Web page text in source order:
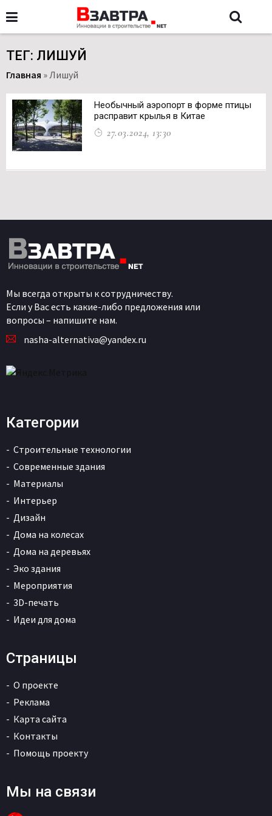
ТЕГ: ЛИШУЙ
Главная »Лишуй
Необычный аэропорт в форме птицы
расправит крылья в Китае
27.03.2024, 13:30
Мы всегда открыты к сотрудничеству.
Если у Вас есть какие-либо предложения или
вопросы – напишите нам.
nasha-alternativa@yandex.ru
Категории
Строительные технологии
Современные здания
Материалы
Интерьер
Дизайн
Дома на колесах
Дома на деревьях
Эко здания
Мероприятия
3D-печать
Идеи для дома
Страницы
О проекте
Реклама
Карта сайта
Контакты
Помощь проекту
Мы на связи